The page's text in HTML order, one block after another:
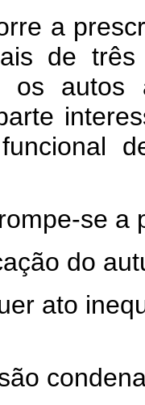
de
os autos
funcional
se a
do